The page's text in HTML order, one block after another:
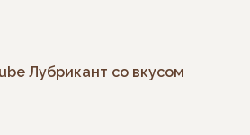
Лубрикант со вкусом